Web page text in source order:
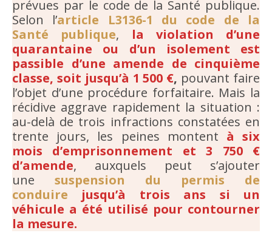
prévues par le code de la Santé publique.
Selon l’article L3136-1 du code de la
Santé publique, la violation d’une
quarantaine ou d’un isolement est
passible d’une amende de cinquième
classe, soit jusqu’à 1 500 €, pouvant faire
l’objet d’une procédure forfaitaire. Mais la
récidive aggrave rapidement la situation :
au-delà de trois infractions constatées en
trente jours, les peines montent à six
mois d’emprisonnement et 3 750 €
d’amende, auxquels peut s’ajouter
une suspension du permis de
conduire
jusqu’à trois ans si un
véhicule a été utilisé pour contourner
la mesure.